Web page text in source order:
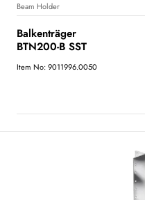
Beam Holder
Balkenträger
BTN200-B SST
Item No: 9011996.0050